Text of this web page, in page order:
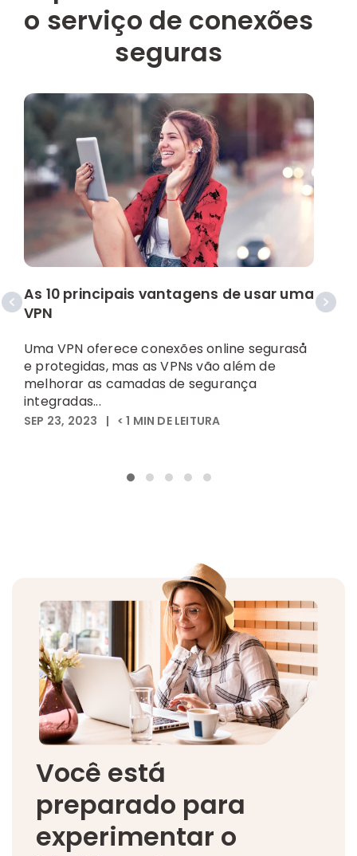
o serviço de conexões
seguras
As 10 principais vantagens de usar uma
VPN
Uma VPN oferece conexões online seguraså
e protegidas, mas as VPNs vão além de
melhorar as camadas de segurança
integradas...
SEP 23, 2023 | < 1 MIN DE LEITURA
Você está
preparado para
experimentar o